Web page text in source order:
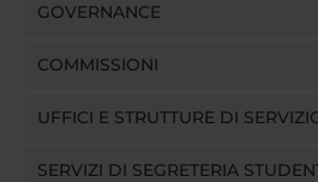
GOVERNANCE
COMMISSIONI
UFFICI E STRUTTURE DI
SERVIZI DI SEGRETERIA